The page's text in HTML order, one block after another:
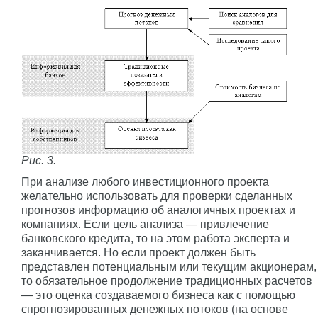
Рис. 3.
При анализе любого инвестиционного проекта
желательно использовать для проверки сделанных
прогнозов информацию об аналогичных проектах и
компаниях. Если цель анализа — привлечение
банковского кредита, то на этом работа эксперта и
заканчивается. Но если проект должен быть
представлен потенциальным или текущим акционерам,
то обязательное продолжение традиционных расчетов
— это оценка создаваемого бизнеса как с помощью
спрогнозированных денежных потоков (на основе